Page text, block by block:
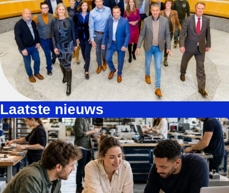
Laatste nieuws